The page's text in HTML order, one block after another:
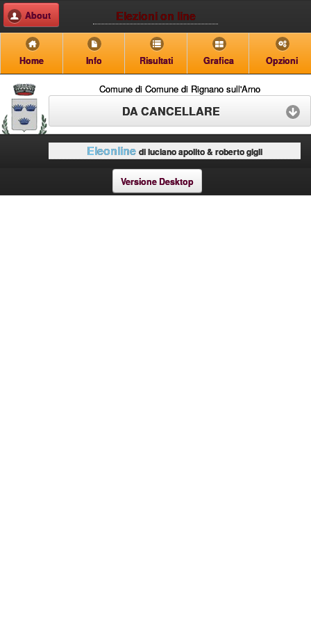
Elezioni on line
About
Home Info Risultati Grafica Opzioni
Comune di Comune di Rignano sull'Arno
DA CANCELLARE
Eleonline di luciano apolito & roberto gigli
Versione Desktop